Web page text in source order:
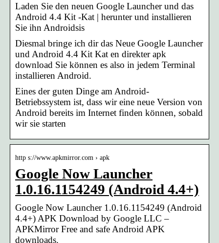
Laden Sie den neuen Google Launcher und das
Android 4.4 Kit -Kat | herunter und installieren
Sie ihn Androidsis
Diesmal bringe ich dir das Neue Google Launcher
und Android 4.4 Kit Kat en direkter apk
download Sie können es also in jedem Terminal
installieren Android.
Eines der guten Dinge am Android-
Betriebssystem ist, dass wir eine neue Version von
Android bereits im Internet finden können, sobald
wir sie starten
http s://www.apkmirror.com › apk
Google Now Launcher
1.0.16.1154249 (Android 4.4+)
Google Now Launcher 1.0.16.1154249 (Android
4.4+) APK Download by Google LLC –
APKMirror Free and safe Android APK
downloads.